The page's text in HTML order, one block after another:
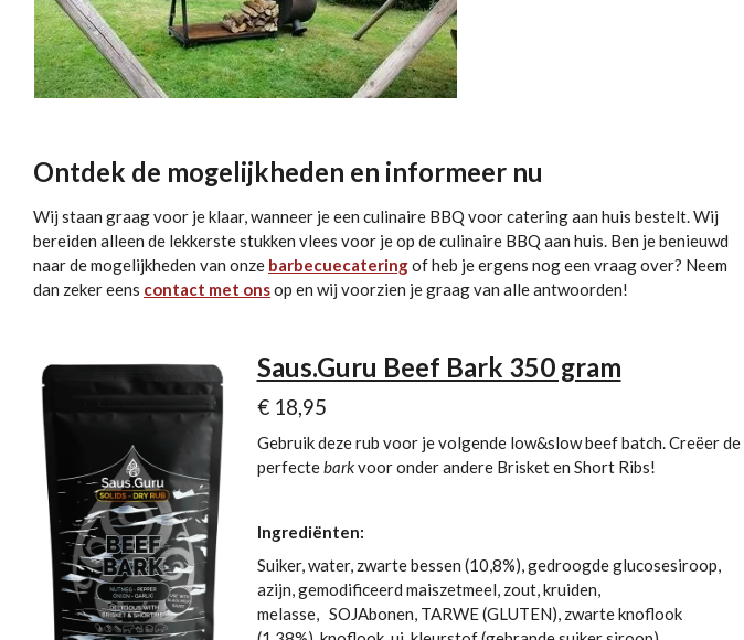
Ontdek de mogelijkheden en informeer nu
Wij staan graag voor je klaar, wanneer je een culinaire BBQ voor catering aan huis bestelt. Wij
bereiden alleen de lekkerste stukken vlees voor je op de culinaire BBQ aan huis. Ben je benieuwd
naar de mogelijkheden van onze barbecuecateringof heb je ergens nog een vraag over? Neem
dan zeker eens contact met onsop en wij voorzien je graag van alle antwoorden!
Saus.Guru Beef Bark 350 gram
€ 18,95
Gebruik deze rub voor je volgende low&slow beef batch. Creëer de
perfectebarkvoor onder andere Brisket en Short Ribs!
Ingrediënten:
Suiker, water, zwarte bessen (10,8%), gedroogde glucosesiroop,
azijn, gemodificeerd maiszetmeel, zout, kruiden,
melasse, SOJAbonen, TARWE (GLUTEN), zwarte knoflook